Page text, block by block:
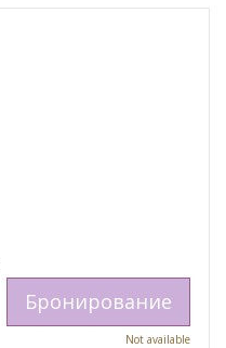
Бронирование
Not available